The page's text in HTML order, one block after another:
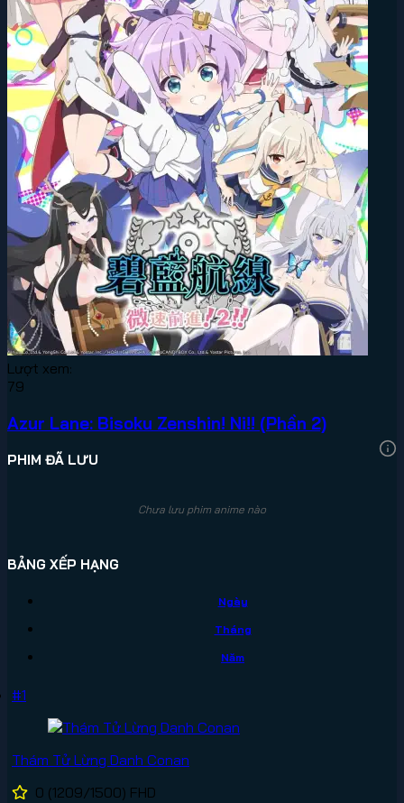
Lượt xem:
79
Azur Lane: Bisoku Zenshin! Ni!! (Phần 2)
PHIM ĐÃ LƯU
Chưa lưu phim anime nào
BẢNG XẾP HẠNG
Ngày
Tháng
Năm
#1
Thám Tử Lừng Danh Conan
0 (1209/1500) FHD